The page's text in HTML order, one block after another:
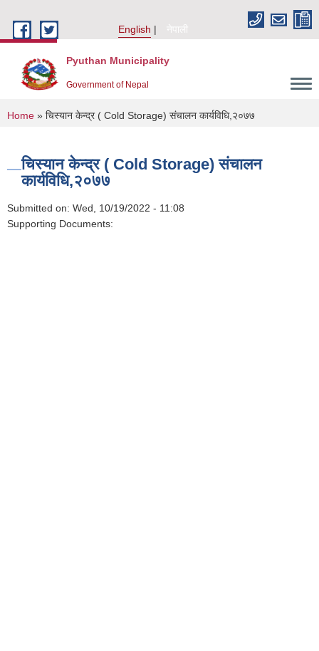
English
नेपाली
Pyuthan Municipality
Government of Nepal
You are here
Home » चिस्यान केन्द्र ( Cold Storage) संचालन कार्यविधि,२०७७
चिस्यान केन्द्र ( Cold Storage) संचालन
कार्यविधि,२०७७
Submitted on: Wed, 10/19/2022 - 11:08
Supporting Documents: